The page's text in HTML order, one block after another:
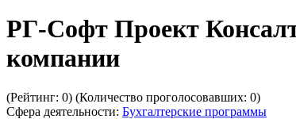
РГ-Софт Проект
компании
(Рейтинг: 0) (Количество проголосовавших: 0)
Сфера деятельности: Бухгалтерские программы